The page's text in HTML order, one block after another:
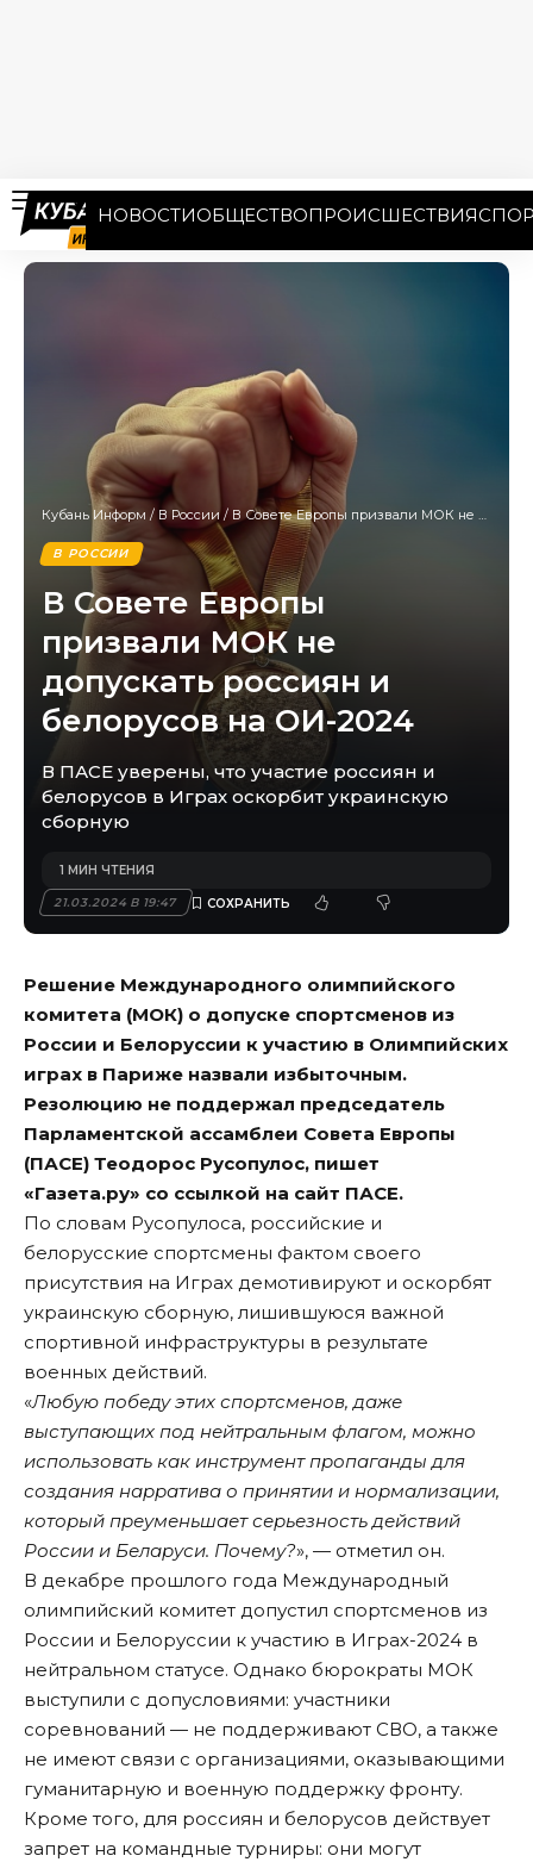
НОВОСТИОБЩЕСТВОПРОИСШЕСТВИЯ
Кубань Информ / В России / В Совете Европы призвали МОК не допускать россиян и белорусов на ОИ-2024
В РОССИИ
В Совете Европы
призвали МОК не
допускать россиян и
белорусов на ОИ-2024
В ПАСЕ уверены, что участие россиян и
белорусов в Играх оскорбит украинскую
сборную
21.03.2024 В 19:47
1 МИН ЧТЕНИЯ
Решение Международного олимпийского
комитета (МОК) о допуске спортсменов из
России и Белоруссии к участию в Олимпийских
играх в Париже назвали избыточным.
Резолюцию не поддержал председатель
Парламентской ассамблеи Совета Европы
(ПАСЕ) Теодорос Русопулос, пишет
«Газета.ру» со ссылкой на сайт ПАСЕ.
По словам Русопулоса, российские и
белорусские спортсмены фактом своего
присутствия на Играх демотивируют и оскорбят
украинскую сборную, лишившуюся важной
спортивной инфраструктуры в результате
военных действий.
«Любую победу этих спортсменов, даже
выступающих под нейтральным флагом, можно
использовать как инструмент пропаганды для
создания нарратива о принятии и нормализации,
который преуменьшает серьезность действий
России и Беларуси. Почему?», — отметил он.
В декабре прошлого года Международный
олимпийский комитет допустил спортсменов из
России и Белоруссии к участию в Играх-2024 в
нейтральном статусе. Однако бюрократы МОК
выступили с допусловиями: участники
соревнований — не поддерживают СВО, а также
не имеют связи с организациями, оказывающими
гуманитарную и военную поддержку фронту.
Кроме того, для россиян и белорусов действует
запрет на командные турниры: они могут